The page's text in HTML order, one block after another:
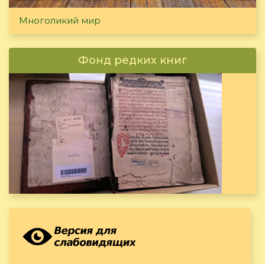
Многоликий мир
Фонд редких книг